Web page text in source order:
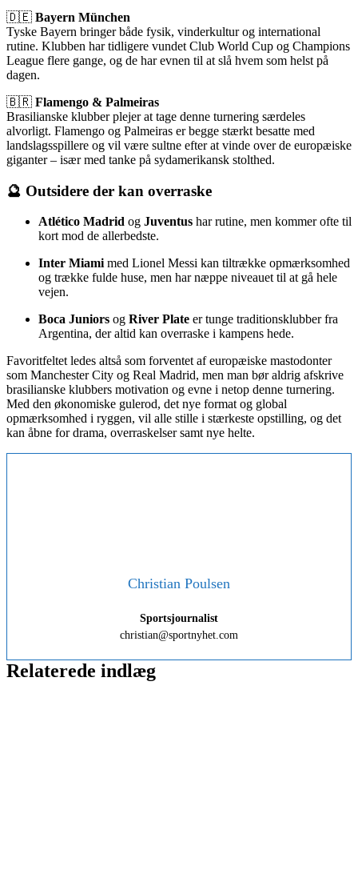
🇩🇪 Bayern München
Tyske Bayern bringer både fysik, vinderkultur og international
rutine. Klubben har tidligere vundet Club World Cup og Champions
League flere gange, og de har evnen til at slå hvem som helst på
dagen.
🇧🇷 Flamengo & Palmeiras
Brasilianske klubber plejer at tage denne turnering særdeles
alvorligt. Flamengo og Palmeiras er begge stærkt besatte med
landslagsspillere og vil være sultne efter at vinde over de europæiske
giganter – især med tanke på sydamerikansk stolthed.
🔮 Outsidere der kan overraske
Atlético Madrid og Juventus har rutine, men kommer ofte til
kort mod de allerbedste.
Inter Miamimed Lionel Messi kan tiltrække opmærksomhed
og trække fulde huse, men har næppe niveauet til at gå hele
vejen.
Boca Juniors og River Plate er tunge traditionsklubber fra
Argentina, der altid kan overraske i kampens hede.
Favoritfeltet ledes altså som forventet af europæiske mastodonter
som Manchester City og Real Madrid, men man bør aldrig afskrive
brasilianske klubbers motivation og evne i netop denne turnering.
Med den økonomiske gulerod, det nye format og global
opmærksomhed i ryggen, vil alle stille i stærkeste opstilling, og det
kan åbne for drama, overraskelser samt nye helte.
Christian Poulsen
Sportsjournalist
christian@sportnyhet.com
Relaterede indlæg